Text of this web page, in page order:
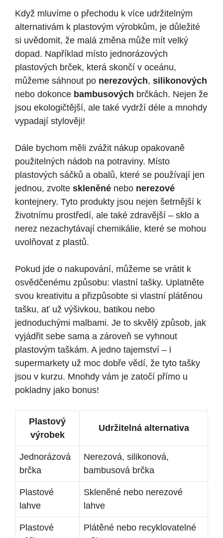
Když mluvíme o přechodu k více udržitelným
alternativám k plastovým výrobkům, je důležité
si uvědomit, že malá změna může mít velký
dopad. Například místo jednorázových
plastových brček, která skončí v oceánu,
můžeme sáhnout po nerezových, silikonových
nebo dokonce bambusových brčkách. Nejen že
jsou ekologičtější, ale také vydrží déle a mnohdy
vypadají stylověji!
Dále bychom měli zvážit nákup opakovaně
použitelných nádob na potraviny. Místo
plastových sáčků a obalů, které se používají jen
jednou, zvolte skleněné nebo nerezové
kontejnery. Tyto produkty jsou nejen šetrnější k
životnímu prostředí, ale také zdravější – sklo a
nerez nezachytávají chemikálie, které se mohou
uvolňovat z plastů.
Pokud jde o nakupování, můžeme se vrátit k
osvědčenému způsobu: vlastní tašky. Uplatněte
svou kreativitu a přizpůsobte si vlastní plátěnou
tašku, ať už výšivkou, batikou nebo
jednoduchými malbami. Je to skvělý způsob, jak
vyjádřit sebe sama a zároveň se vyhnout
plastovým taškám. A jedno tajemství – i
supermarkety už moc dobře vědí, že tyto tašky
jsou v kurzu. Mnohdy vám je zatočí přímo u
pokladny jako bonus!
Plastový
výrobek
Udržitelná alternativa
Jednorázová
brčka
Nerezová, silikonová,
bambusová brčka
Plastové
lahve
Skleněné nebo nerezové
lahve
Plastové
Plátěné nebo recyklovatelné